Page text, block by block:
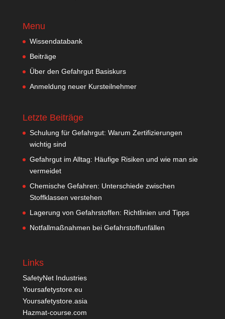
Menu
Wissendatabank
Beiträge
Über den Gefahrgut Basiskurs
Anmeldung neuer Kursteilnehmer
Letzte Beiträge
Schulung für Gefahrgut: Warum Zertifizierungen
wichtig sind
Gefahrgut im Alltag: Häufige Risiken und wie man sie
vermeidet
Chemische Gefahren: Unterschiede zwischen
Stoffklassen verstehen
Lagerung von Gefahrstoffen: Richtlinien und Tipps
Notfallmaßnahmen bei Gefahrstoffunfällen
Links
SafetyNet Industries
Yoursafetystore.eu
Yoursafetystore.asia
Hazmat-course.com